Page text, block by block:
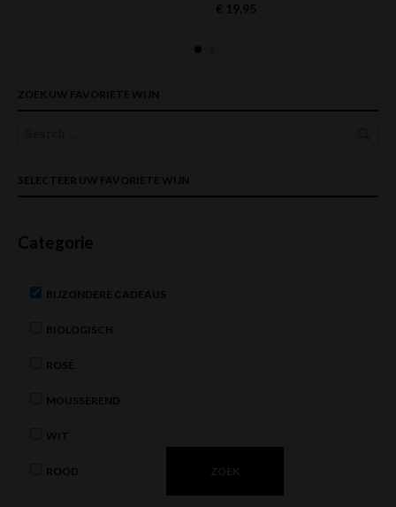
€ 19,95
ZOEK UW FAVORIETE WIJN
SELECTEER UW FAVORIETE WIJN
Categorie
BIJZONDERE CADEAUS
BIOLOGISCH
ROSÉ
MOUSSEREND
WIT
ROOD